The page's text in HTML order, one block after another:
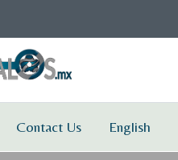
Contact Us English